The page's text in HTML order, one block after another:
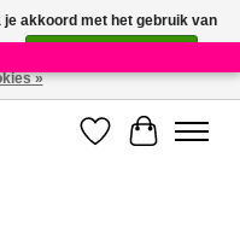
×
Marie Rose
Verlanglijst
je akkoord met het gebruik van
»